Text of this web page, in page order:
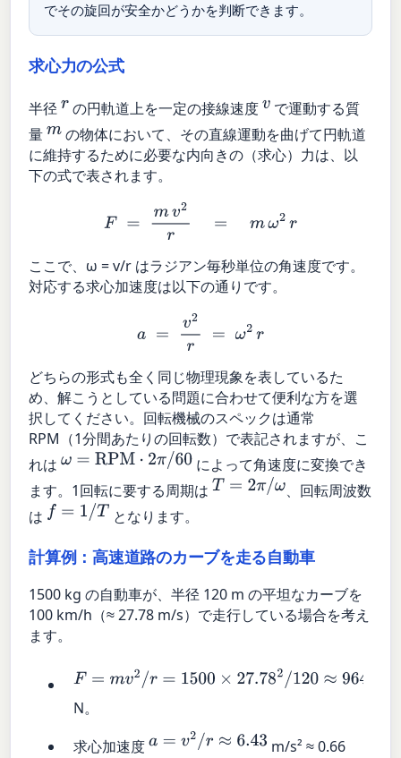
でその旋回が安全かどうかを判断できます。
求心力の公式
半径rの円軌道上を一定の接線速度v で運動する質
量m の物体において、その直線運動を曲げて円軌道
に維持するために必要な内向きの（求心）力は、以
下の式で表されます。
F=mv
ここで、ω = v/r はラジアン毎秒単位の角速度です。
対応する求心加速度は以下の通りです。
v2r
どちらの形式も全く同じ物理現象を表しているた
め、解こうとしている問題に合わせて便利な方を選
択してください。回転機械のスペックは通常
RPM（1分間あたりの回転数）で表記されますが、こ
れはω =RPM⋅2π/ 60
によって角速度に変換でき
ます。1回転に要する周期は T= 2π /ω
、回転周波数
は f= 1/ T となります。
計算例：高速道路のカーブを走る自動車
1500 kg の自動車が、半径 120 m の平坦なカーブを
100 km/h（≈ 27.78 m/s）で走行している場合を考え
ます。
F= mv 2/r=1500× 27.782 /120≈9645
N。
求心加速度a=v2 /r≈6.43
m/s² ≈ 0.66